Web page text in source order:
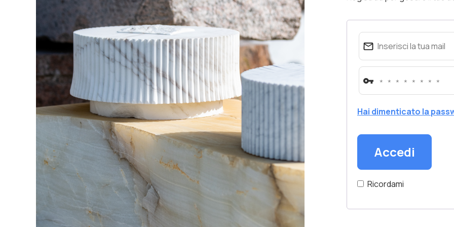
Hai dimenticato la
Accedi
Ricordami